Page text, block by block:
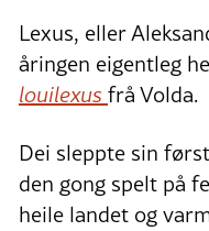
Lexus, eller
åringen eigentleg
louilexusfrå Volda.
Dei sleppte sin
den gong spelt på
heile landet og